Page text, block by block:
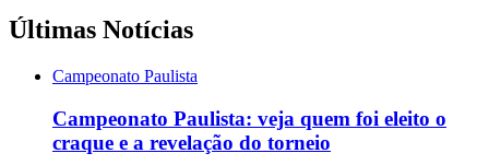
Últimas Notícias
Campeonato Paulista
Campeonato Paulista: veja quem foi eleito o
craque e a revelação do torneio